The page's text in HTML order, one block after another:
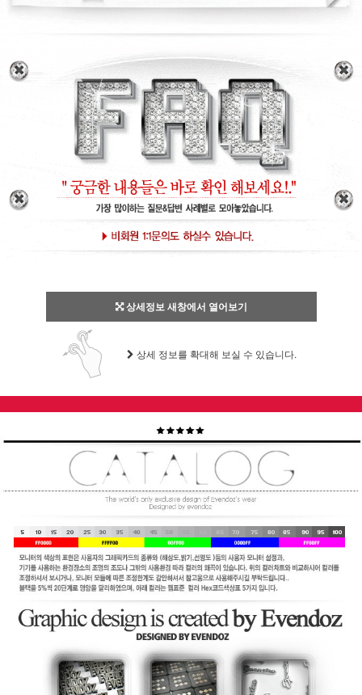
상세정보 새창에서 열어보기
상세 정보를 확대해 보실 수 있습니다.